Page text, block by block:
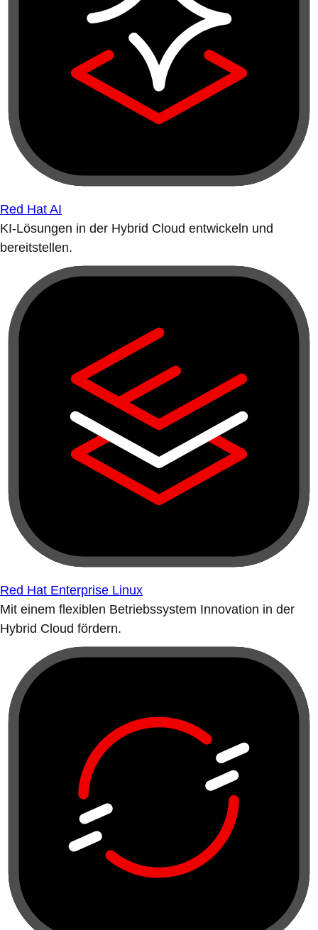
Red Hat AI
KI-Lösungen in der Hybrid Cloud entwickeln und
bereitstellen.
Red Hat Enterprise Linux
Mit einem flexiblen Betriebssystem Innovation in der
Hybrid Cloud fördern.